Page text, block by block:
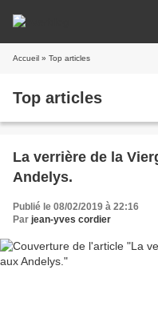
Accueil » Top articles
Top articles
La verrière de la
Andelys.
Publié le 08/02/2019 à 22:16
Par jean-yves cordier